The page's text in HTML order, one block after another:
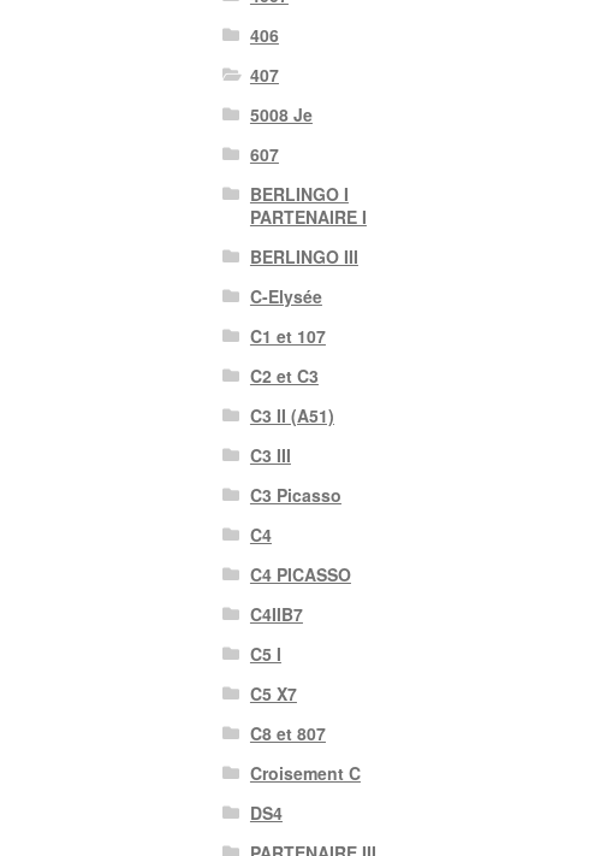
406
407
5008 Je
607
BERLINGO I
PARTENAIRE I
BERLINGO III
C-Elysée
C1 et 107
C2 et C3
C3 II (A51)
C3 III
C3 Picasso
C4
C4 PICASSO
C4IIB7
C5 I
C5 X7
C8 et 807
Croisement C
DS4